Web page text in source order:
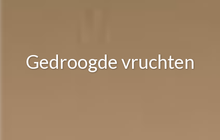
Gedroogde vruchten